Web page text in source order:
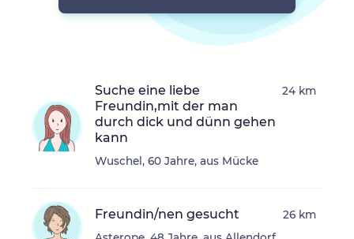
Suche eine liebe
Freundin,mit der man
durch dick und dünn gehen
kann
Wuschel, 60 Jahre, aus Mücke
24 km
Freundin/nen gesucht 26 km